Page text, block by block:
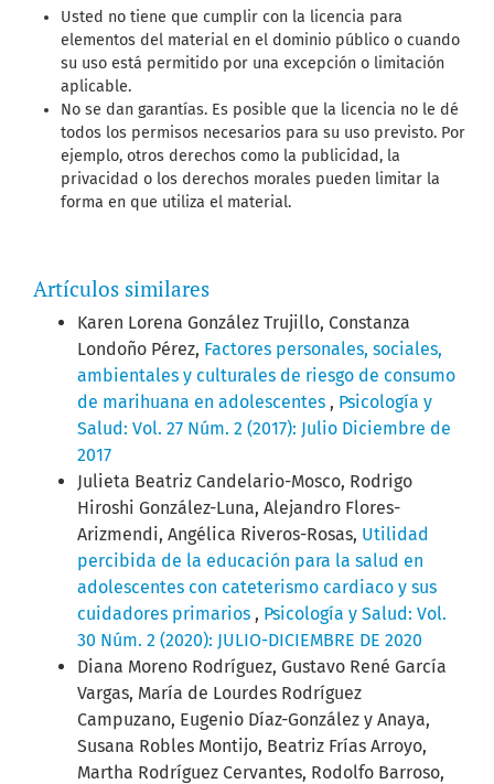
Usted no tiene que cumplir con la licencia para
elementos del material en el dominio público o cuando
su uso está permitido por una excepción o limitación
aplicable.
No se dan garantías. Es posible que la licencia no le dé
todos los permisos necesarios para su uso previsto. Por
ejemplo, otros derechos como la publicidad, la
privacidad o los derechos morales pueden limitar la
forma en que utiliza el material.
Artículos similares
Karen Lorena González Trujillo, Constanza
Londoño Pérez, Factores personales, sociales,
ambientales y culturales de riesgo de consumo
de marihuana en adolescentes , Psicología y
Salud: Vol. 27 Núm. 2 (2017): Julio Diciembre de
2017
Julieta Beatriz Candelario-Mosco, Rodrigo
Hiroshi González-Luna, Alejandro Flores-
Arizmendi, Angélica Riveros-Rosas, Utilidad
percibida de la educación para la salud en
adolescentes con cateterismo cardiaco y sus
cuidadores primarios , Psicología y Salud: Vol.
30 Núm. 2 (2020): JULIO-DICIEMBRE DE 2020
Diana Moreno Rodríguez, Gustavo René García
Vargas, María de Lourdes Rodríguez
Campuzano, Eugenio Díaz-González y Anaya,
Susana Robles Montijo, Beatriz Frías Arroyo,
Martha Rodríguez Cervantes, Rodolfo Barroso,